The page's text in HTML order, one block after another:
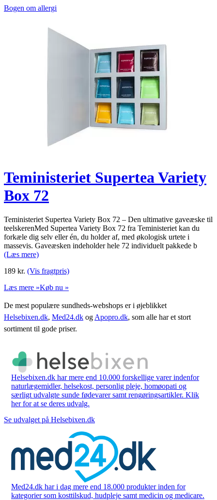
Bogen om allergi
Teministeriet Supertea Variety
Box 72
Teministeriet Supertea Variety Box 72 – Den ultimative gaveæske til
teelskerenMed Supertea Variety Box 72 fra Teministeriet kan du
forkæle dig selv eller én, du holder af, med økologisk urtete i
massevis. Gaveæsken indeholder hele 72 individuelt pakkede b
(Læs mere)
189 kr. (Vis fragtpris)
Læs mere »Køb nu »
De mest populære sundheds-webshops er i øjeblikket
Helsebixen.dk, Med24.dk og Apopro.dk, som alle har et stort
sortiment til gode priser.
Helsebixen.dk har mere end 10.000 forskellige varer indenfor
naturlægemidler, helsekost, personlig pleje, homøopati og
særligt udvalgte sunde fødevarer samt rengøringsartikler. Klik
her for at se deres udvalg.
Se udvalget på Helsebixen.dk
Med24.dk har i dag mere end 18.000 produkter inden for
kategorier som kosttilskud, hudpleje samt medicin og medicare.